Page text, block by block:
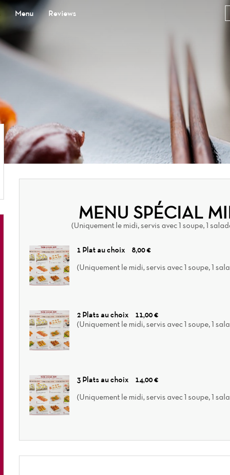
Menu Reviews
MENU SPÉCIAL
(Uniquement le midi, servis avec 1 soupe, 1
1 Plat au choix
8,00 €
(Uniquement le midi, servis avec 1 soupe, 1
2 Plats au choix
11,00 €
(Uniquement le midi, servis avec 1 soupe, 1
3 Plats au choix
14,00 €
(Uniquement le midi, servis avec 1 soupe, 1